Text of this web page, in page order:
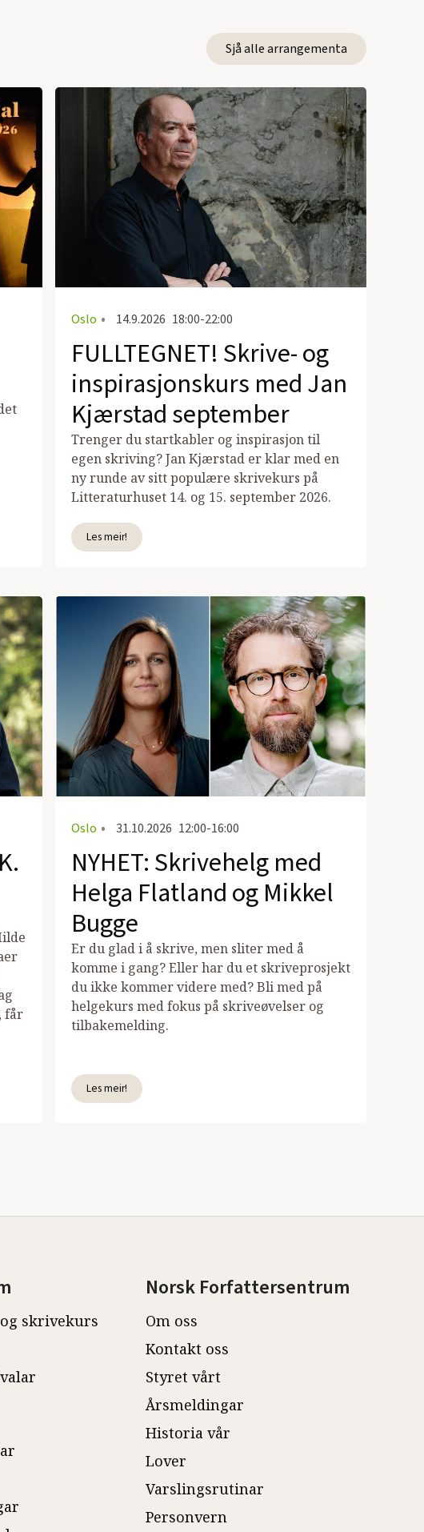
Sjå alle arrangementa
Oslo • 14.9.2026 18:00-22:00
FULLTEGNET! Skrive- og
inspirasjonskurs med Jan
Kjærstad september
Trenger du startkabler og inspirasjon til
egen skriving? Jan Kjærstad er klar med en
ny runde av sitt populære skrivekurs på
Litteraturhuset 14. og 15. september 2026.
Les meir!
får
Oslo • 31.10.2026 12:00-16:00
NYHET: Skrivehelg med
Helga Flatland og Mikkel
Bugge
Er du glad i å skrive, men sliter med å
komme i gang? Eller har du et skriveprosjekt
du ikke kommer videre med? Bli med på
helgekurs med fokus på skriveøvelser og
tilbakemelding.
Les meir!
skrivekurs
Norsk Forfattersentrum
Om oss
Kontakt oss
Styret vårt
Årsmeldingar
Historia vår
Lover
Varslingsrutinar
Personvern